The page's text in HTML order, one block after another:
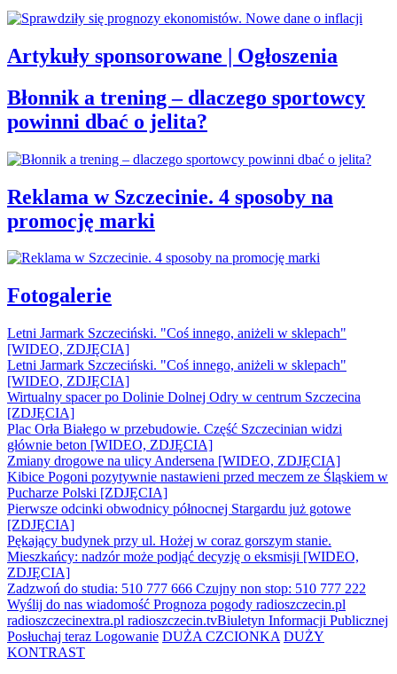
Artykuły sponsorowane | Ogłoszenia
Błonnik a trening – dlaczego sportowcy
powinni dbać o jelita?
Reklama w Szczecinie. 4 sposoby na
promocję marki
Fotogalerie
Letni Jarmark Szczeciński. "Coś innego, aniżeli w sklepach"
[WIDEO, ZDJĘCIA]
Letni Jarmark Szczeciński. "Coś innego, aniżeli w sklepach"
[WIDEO, ZDJĘCIA]
Wirtualny spacer po Dolinie Dolnej Odry w centrum Szczecina
[ZDJĘCIA]
Plac Orła Białego w przebudowie. Część Szczecinian widzi
głównie beton [WIDEO, ZDJĘCIA]
Zmiany drogowe na ulicy Andersena [WIDEO, ZDJĘCIA]
Kibice Pogoni pozytywnie nastawieni przed meczem ze Śląskiem w
Pucharze Polski [ZDJĘCIA]
Pierwsze odcinki obwodnicy północnej Stargardu już gotowe
[ZDJĘCIA]
Pękający budynek przy ul. Hożej w coraz gorszym stanie.
Mieszkańcy: nadzór może podjąć decyzję o eksmisji [WIDEO,
ZDJĘCIA]
Zadzwoń do studia: 510 777 666 Czujny non stop: 510 777 222
Wyślij do nas wiadomość Prognoza pogody radioszczecin.pl
radioszczecinextra.pl radioszczecin.tvBiuletyn Informacji Publicznej
Posłuchaj teraz Logowanie DUŻA CZCIONKA DUŻY
KONTRAST